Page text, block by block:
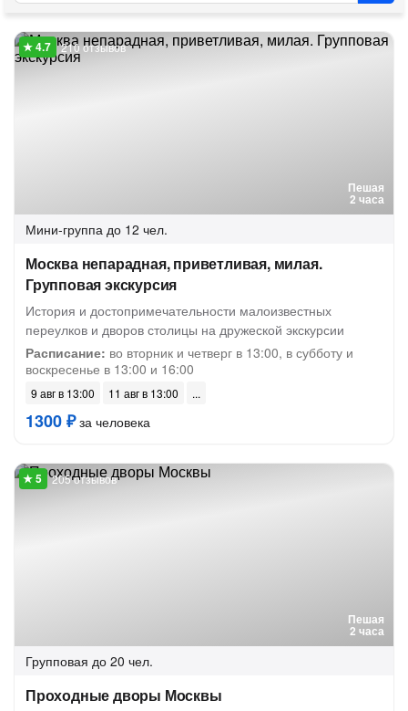
Пешая
2 часа
210 отзывов
Мини-группа до 12 чел.
Москва непарадная, приветливая, милая.
Групповая экскурсия
История и достопримечательности малоизвестных
переулков и дворов столицы на дружеской экскурсии
Расписание: во вторник и четверг в 13:00, в субботу и
воскресенье в 13:00 и 16:00
9 авг в 13:00 11 авг в 13:00
1300 ₽за человека
Пешая
2 часа
205 отзывов
Групповая до 20 чел.
Проходные дворы Москвы